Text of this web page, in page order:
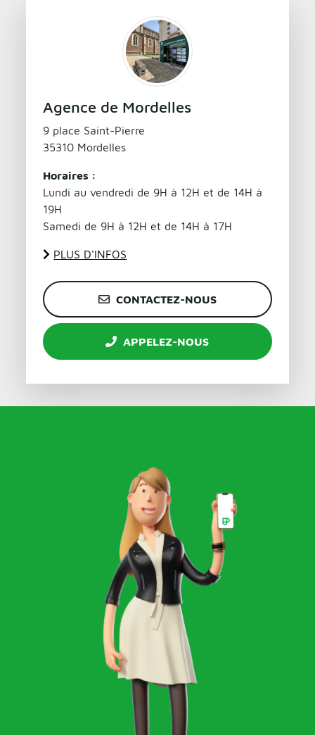
Agence de Mordelles
9 place Saint-Pierre
35310 Mordelles
Horaires :
Lundi au vendredi de 9H à 12H et de 14H à
19H
Samedi de 9H à 12H et de 14H à 17H
PLUS D'INFOS
CONTACTEZ-NOUS
APPELEZ-NOUS